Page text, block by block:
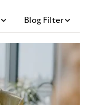
Blog Filter